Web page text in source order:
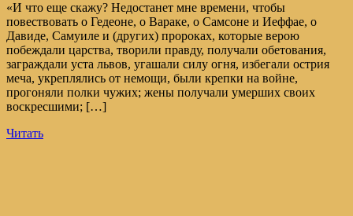
«И что еще скажу? Недостанет мне времени, чтобы
повествовать о Гедеоне, о Вараке, о Самсоне и Иеффае, о
Давиде, Самуиле и (других) пророках, которые верою
побеждали царства, творили правду, получали обетования,
заграждали уста львов, угашали силу огня, избегали острия
меча, укреплялись от немощи, были крепки на войне,
прогоняли полки чужих; жены получали умерших своих
воскресшими; […]
Читать